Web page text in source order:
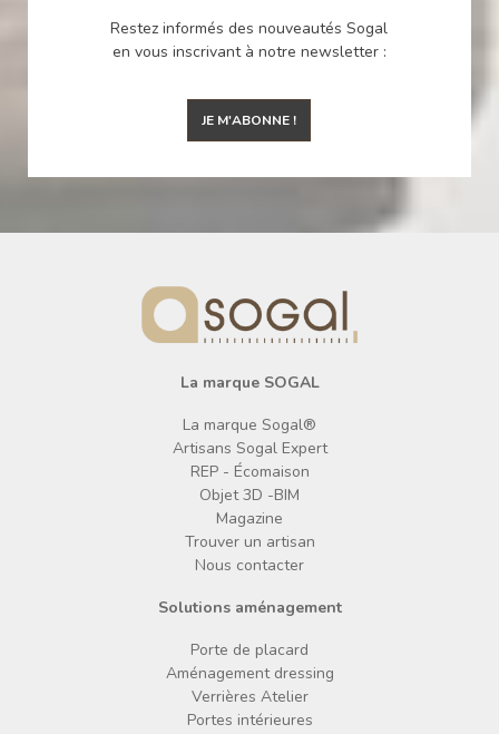
Restez informés des nouveautés Sogal
en vous inscrivant à notre newsletter :
JE M'ABONNE !
La marque SOGAL
La marque Sogal®
Artisans Sogal Expert
REP - Écomaison
Objet 3D -BIM
Magazine
Trouver un artisan
Nous contacter
Solutions aménagement
Porte de placard
Aménagement dressing
Verrières Atelier
Portes intérieures